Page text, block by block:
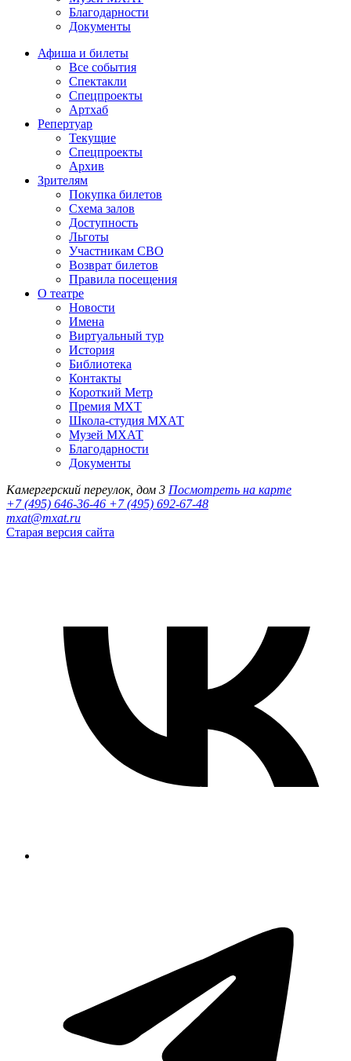
Благодарности
Документы
Афиша и билеты
Все события
Спектакли
Спецпроекты
Артхаб
Репертуар
Текущие
Спецпроекты
Архив
Зрителям
Покупка билетов
Схема залов
Доступность
Льготы
Участникам СВО
Возврат билетов
Правила посещения
О театре
Новости
Имена
Виртуальный тур
История
Библиотека
Контакты
Короткий Метр
Премия МХТ
Школа-студия МХАТ
Музей МХАТ
Благодарности
Документы
Камергерский переулок, дом 3 Посмотреть на карте
+7 (495) 646-36-46 +7 (495) 692-67-48‬
mxat@mxat.ru
Старая версия сайта